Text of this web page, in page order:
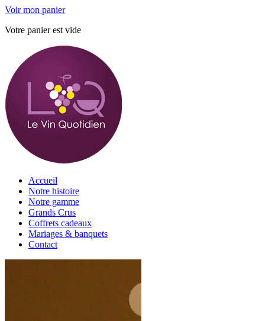
Voir mon panier
Votre panier est vide
Accueil
Notre histoire
Notre gamme
Grands Crus
Coffrets cadeaux
Mariages & banquets
Contact